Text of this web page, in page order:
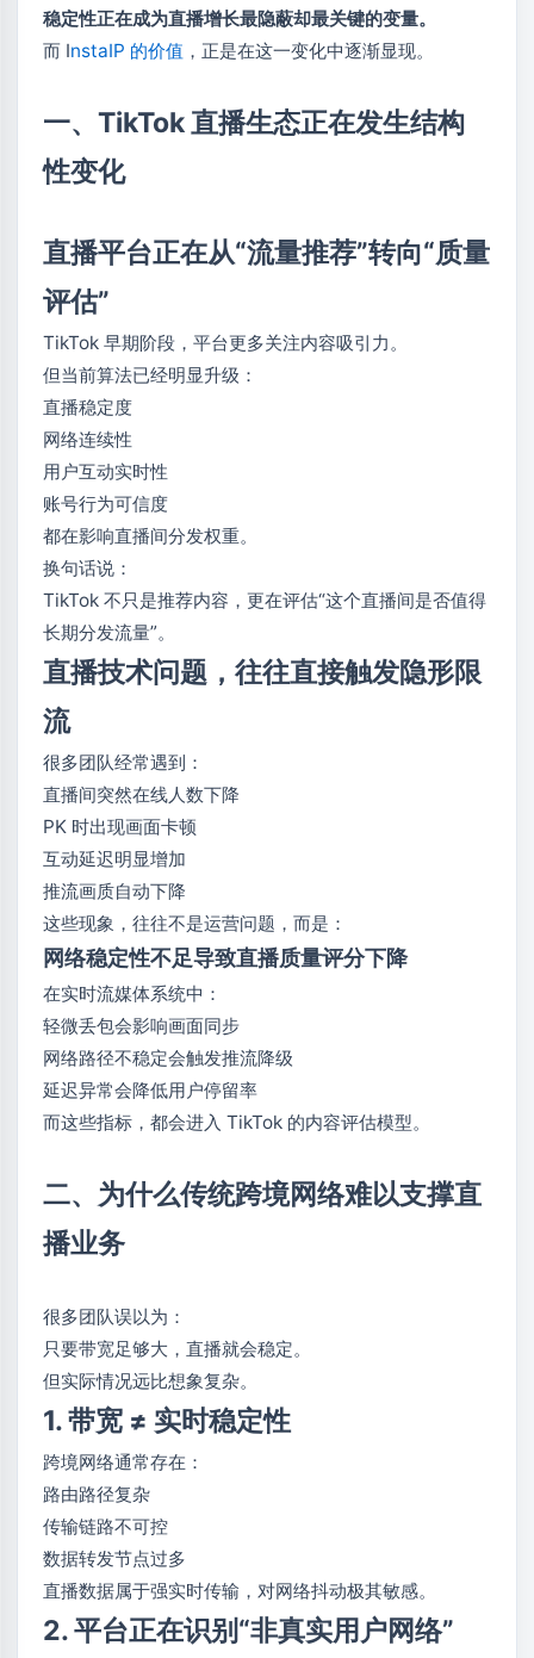
稳定性正在成为直播增长最隐蔽却最关键的变量。
而 InstaIP 的价值 ，正是在这一变化中逐渐显现。
一、TikTok 直播生态正在发生结构
性变化
直播平台正在从“流量推荐”转向“质量
评估”
TikTok 早期阶段，平台更多关注内容吸引力。
但当前算法已经明显升级：
直播稳定度
网络连续性
用户互动实时性
账号行为可信度
都在影响直播间分发权重。
换句话说：
TikTok 不只是推荐内容，更在评估“这个直播间是否值得
长期分发流量”。
直播技术问题，往往直接触发隐形限
流
很多团队经常遇到：
直播间突然在线人数下降
PK 时出现画面卡顿
互动延迟明显增加
推流画质自动下降
这些现象，往往不是运营问题，而是：
网络稳定性不足导致直播质量评分下降
在实时流媒体系统中：
轻微丢包会影响画面同步
网络路径不稳定会触发推流降级
延迟异常会降低用户停留率
而这些指标，都会进入 TikTok 的内容评估模型。
二、为什么传统跨境网络难以支撑直
播业务
很多团队误以为：
只要带宽足够大，直播就会稳定。
但实际情况远比想象复杂。
1. 带宽 ≠ 实时稳定性
跨境网络通常存在：
路由路径复杂
传输链路不可控
数据转发节点过多
直播数据属于强实时传输，对网络抖动极其敏感。
2. 平台正在识别“非真实用户网络”